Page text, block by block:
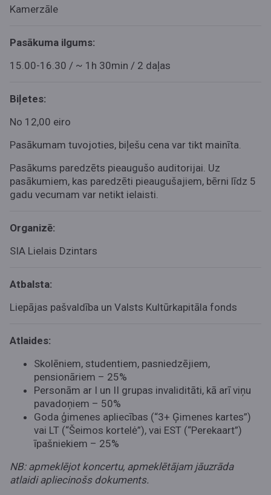
Kamerzāle
Pasākuma ilgums:
15.00-16.30 / ~ 1h 30min / 2 daļas
Biļetes:
No 12,00 eiro
Pasākumam tuvojoties, biļešu cena var tikt mainīta.
Pasākums paredzēts pieaugušo auditorijai. Uz
pasākumiem, kas paredzēti pieaugušajiem, bērni līdz 5
gadu vecumam var netikt ielaisti.
Organizē:
SIA Lielais Dzintars
Atbalsta:
Liepājas pašvaldība un Valsts Kultūrkapitāla fonds
Atlaides:
Skolēniem, studentiem, pasniedzējiem,
pensionāriem – 25%
Personām ar I un II grupas invaliditāti, kā arī viņu
pavadoņiem – 50%
Goda ģimenes apliecības (“3+ Ģimenes kartes”)
vai LT (“Šeimos kortelė”), vai EST (“Perekaart”)
īpašniekiem – 25%
NB: apmeklējot koncertu, apmeklētājam jāuzrāda
atlaidi apliecinošs dokuments.